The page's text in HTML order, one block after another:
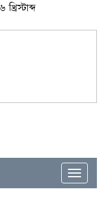
Toggle